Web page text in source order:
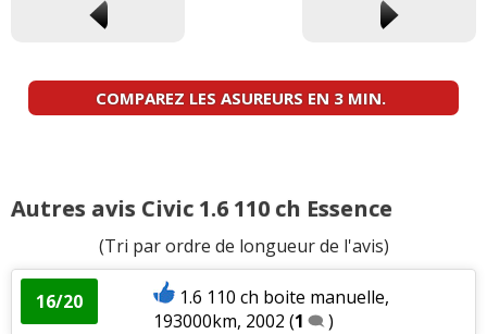
COMPAREZ LES ASUREURS EN 3 MIN.
Autres avis Civic 1.6 110 ch Essence
(Tri par ordre de longueur de l'avis)
16/20
1.6 110 ch boite manuelle,
193000km, 2002 (1 )